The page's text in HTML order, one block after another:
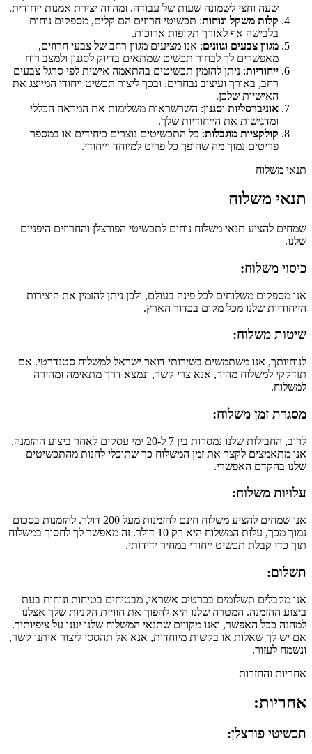
שעה וחצי לשמונה שעות של עבודה, ומהווה יצירת אמנות ייחודית.
קלות משקל ונוחות: תכשיטי חרוזים הם קלים, מספקים נוחות
בלבישה אף לאורך תקופות ארוכות.
מגוון צבעים וגוונים: אנו מציעים מגוון רחב של צבעי חרוזים,
מאפשרים לך לבחור תכשיט שמתאים בדיוק לסגנון ולמצב רוח
ייחודיות: ניתן להזמין תכשיטים בהתאמה אישית לפי סרגל צבעים
רחב, באורך ועיצוב נבחרים. ובכך ליצור תכשיט ייחודי המייצג את
האישיות שלכן.
אוניברסליות וסגנון: השרשראות משלימות את המראה הכללי
ומדגישות את הייחודיות שלך.
קולקציות מוגבלות: כל התכשיטים נוצרים כיחידים או במספר
פריטים נמוך מה שהופך כל פריט למיוחד וייחודי.
תנאי משלוח
תנאי משלוח
שמחים להציע תנאי משלוח נוחים לתכשיטי הפורצלן והחרוזים היפניים
שלנו.
כיסוי משלוח:
אנו מספקים משלוחים לכל פינה בעולם, ולכן ניתן להזמין את היצירות
הייחודיות שלנו מכל מקום בכדור הארץ.
שיטות משלוח:
לנוחיותך, אנו משתמשים בשירותי דואר ישראל למשלוח סטנדרטי. אם
תזדקקי למשלוח מהיר, אנא צרי קשר, ונמצא דרך מתאימה ומהירה
למשלוח.
מסגרת זמן משלוח:
לרוב, החבילות שלנו נמסרות בין 7 ל-20 ימי עסקים לאחר ביצוע ההזמנה.
אנו מתאמצים לקצר את זמן המשלוח כך שתוכלי להנות מהתכשיטים
שלנו בהקדם האפשרי.
עלויות משלוח:
אנו שמחים להציע משלוח חינם להזמנות מעל 200 דולר. להזמנות בסכום
נמוך מכך, עלות המשלוח היא רק 10 דולר. זה מאפשר לך לחסוך במשלוח
תוך כדי קבלת תכשיט ייחודי במחיר ידידותי.
תשלום:
אנו מקבלים תשלומים בכרטיס אשראי, מבטיחים בטיחות ונוחות בעת
ביצוע ההזמנה. המטרה שלנו היא להפוך את חוויית הקניות שלך אצלנו
למהנה ככל האפשר, ואנו מקווים שתנאי המשלוח שלנו יענו על ציפיותיך.
אם יש לך שאלות או בקשות מיוחדות, אנא אל תהססי ליצור איתנו קשר,
ונשמח לעזור.
אחריות והחזרות
אחריות:
תכשיטי פורצלן: